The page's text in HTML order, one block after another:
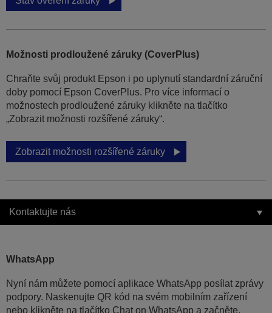
Možnosti prodloužené záruky (CoverPlus)
Chraňte svůj produkt Epson i po uplynutí standardní záruční
doby pomocí Epson CoverPlus. Pro více informací o
možnostech prodloužené záruky klikněte na tlačítko
„Zobrazit možnosti rozšířené záruky“.
Zobrazit možnosti rozšířené záruky
Kontaktujte nás
WhatsApp
Nyní nám můžete pomocí aplikace WhatsApp posílat zprávy
podpory. Naskenujte QR kód na svém mobilním zařízení
nebo klikněte na tlačítko Chat on WhatsApp a začněte.